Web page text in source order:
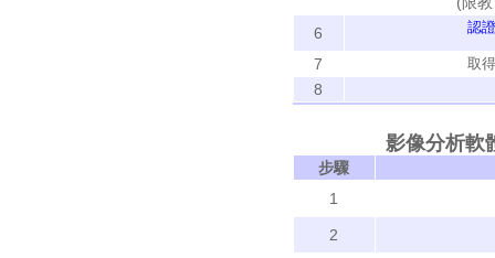
6
認
7 取
8
影像分析
步驟
1
2